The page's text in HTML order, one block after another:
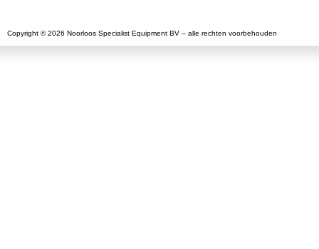
Copyright © 2026 Noorloos Specialist Equipment BV – alle rechten voorbehouden